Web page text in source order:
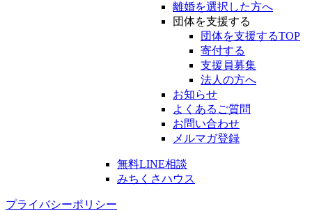
離婚を選択した方へ
団体を支援する
団体を支援するTOP
寄付する
支援員募集
法人の方へ
お知らせ
よくあるご質問
お問い合わせ
メルマガ登録
無料LINE相談
みちくさハウス
プライバシーポリシー